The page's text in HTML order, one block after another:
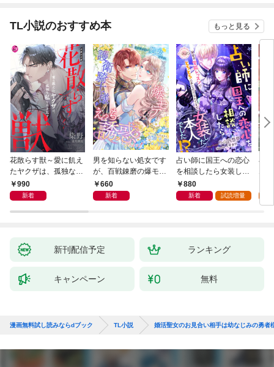
TL小説のおすすめ本 もっと見る
花散らす獣～愛に飢え
たヤクザは、孤独な私
をかき乱す～
990
新着
男を知らない処女です
が、百戦錬磨の爆モテ
護衛騎士様をえっちに
誘惑してみます！
660
新着
占い師に国王への恋心
を相談したら女装した
本人でした！？ 秘密
の官能レッスンでとろ
880
新着 試読増量
小
ム
新刊配信予定 ランキング
キャンペーン 無料
漫画無料試し読みならdブック TL小説 婚活聖女のお見合い相手は幼なじみの勇